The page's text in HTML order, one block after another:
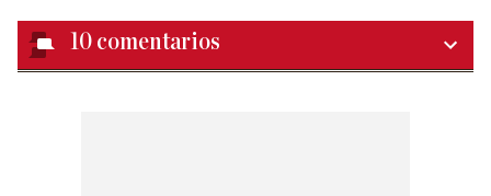
10 comentarios